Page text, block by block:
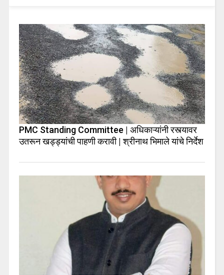
PMC Standing Committee | अधिकाऱ्यांनी रस्त्यावर
उतरून खड्ड्यांची पाहणी करावी | श्रीनाथ भिमाले यांचे निर्देश